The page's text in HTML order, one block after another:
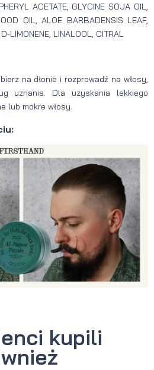
ACETATE, GLYCINE SOJA OIL,
OIL, ALOE BARBADENSIS LEAF,
LIMONENE, LINALOOL, CITRAL
na dłonie i rozprowadź na włosy,
uznania. Dla uzyskania lekkiego
lub mokre włosy.
kupili